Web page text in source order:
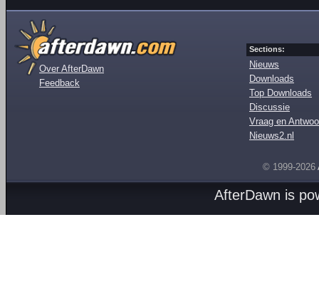
Over AfterDawn
Feedback
Sections:
Nieuws
Downloads
Top Downloads
Discussie
Vraag en
Nieuws2.nl
© 1999-2026
AfterDawn is